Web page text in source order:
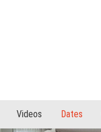
Videos Dates